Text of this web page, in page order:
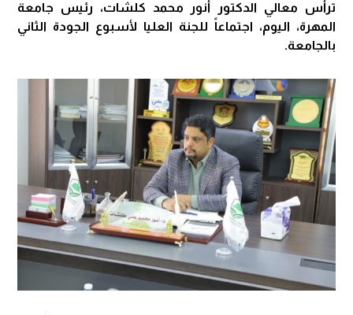
ترأس معالي الدكتور أنور محمد كلشات، رئيس جامعة
المهرة، اليوم، اجتماعاً للجنة العليا لأسبوع الجودة الثاني
بالجامعة.